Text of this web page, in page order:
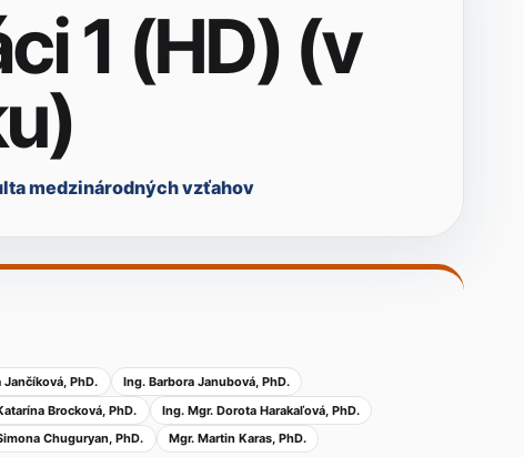
1 (HD) (v
medzinárodných vzťahov
Jančíková, PhD.
Ing. Barbora Janubová, PhD.
Brocková, PhD.
Ing. Mgr. Dorota Harakaľová, PhD.
Chuguryan, PhD.
Mgr. Martin Karas, PhD.